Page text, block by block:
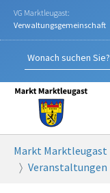
Zum Hauptinhalt
VG Marktleugast:
Verwaltungsgemeinschaft
Markt Marktleugast
Veranstaltungen